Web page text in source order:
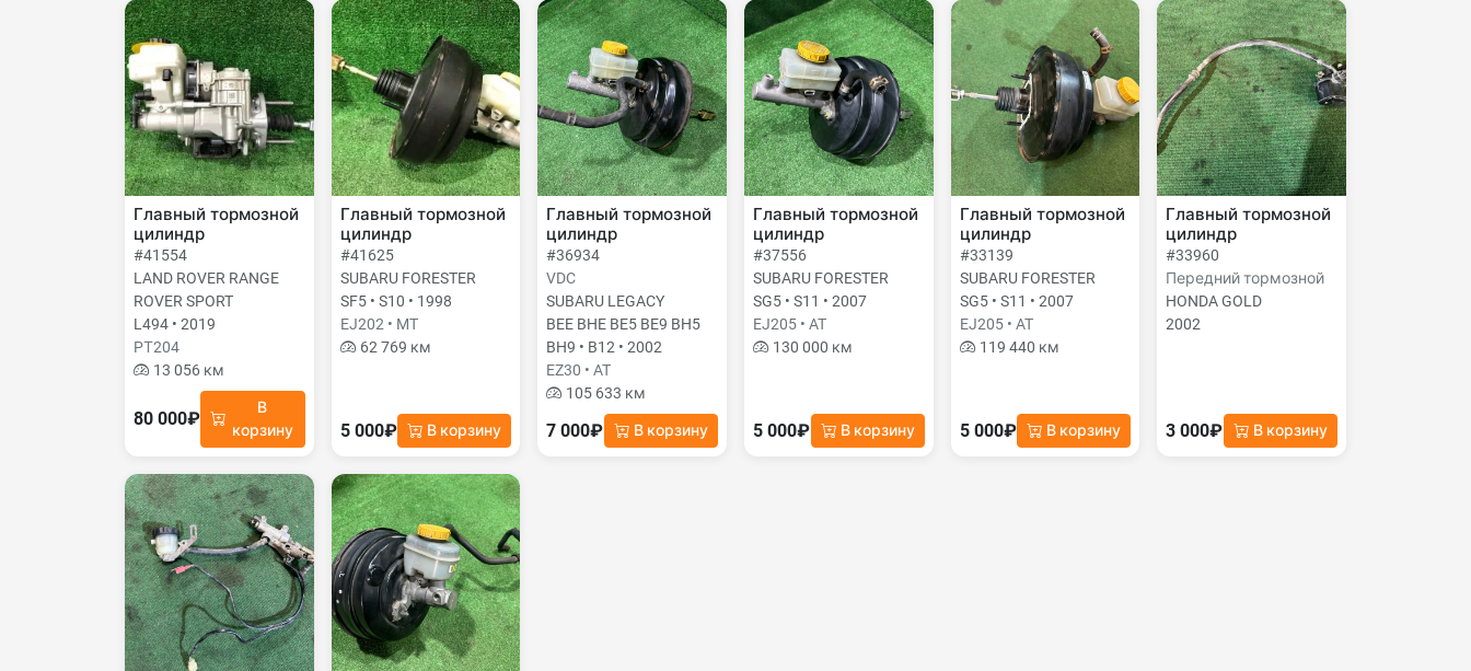
Главный тормозной
цилиндр
#41554
LAND ROVER RANGE
ROVER SPORT
L494 • 2019
PТ204
13 056 км
80 000₽
В
корзину
Главный тормозной
цилиндр
#41625
SUBARU FORESTER
SF5 • S10 • 1998
EJ202 • MT
62 769 км
5 000₽ В корзину
Главный тормозной
цилиндр
#36934
VDC
SUBARU LEGACY
BEE BHE BE5 BE9 BH5
BH9 • B12 • 2002
EZ30 • AT
105 633 км
7 000₽ В корзину
Главный тормозной
цилиндр
#37556
SUBARU FORESTER
SG5 • S11 • 2007
EJ205 • AT
130 000 км
5 000₽ В корзину
Главный тормозной
цилиндр
#33139
SUBARU FORESTER
SG5 • S11 • 2007
EJ205 • AT
119 440 км
5 000₽ В корзину
Главный тормозной
цилиндр
#33960
Передний тормозной
HONDA GOLD
2002
3 000₽ В корзину